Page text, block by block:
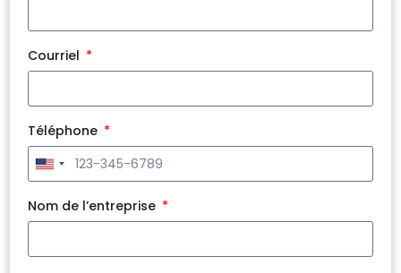
Courriel
Téléphone
United
States
+1
Nom de l’entreprise